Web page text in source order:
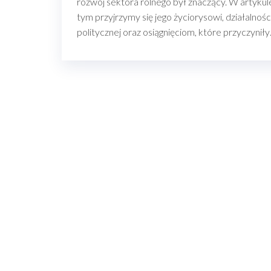
tym przyjrzymy się jego życiorysowi,
politycznej oraz osiągnięciom, które